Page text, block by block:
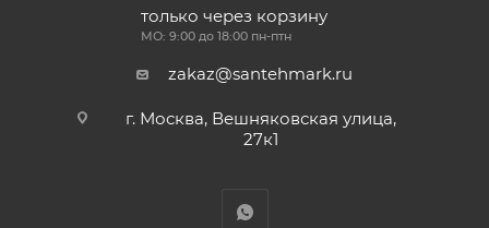
только через корзину
МО: 9:00 до 18:00 пн-птн
zakaz@santehmark.ru
г. Москва, Вешняковская улица,
27к1